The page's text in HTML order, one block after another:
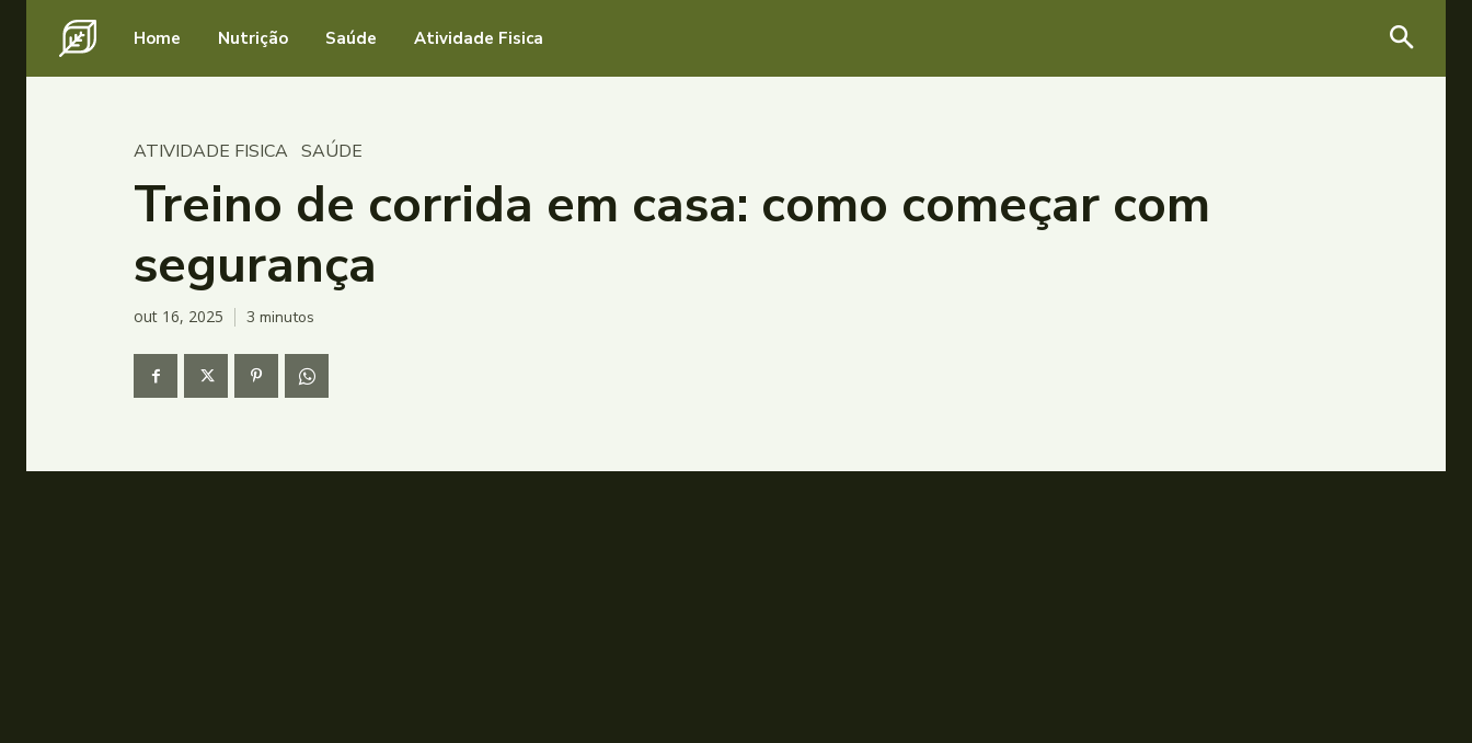
Home Nutrição Saúde Atividade Fisica
ATIVIDADE FISICA SAÚDE
Treino de corrida em casa: como começar com
segurança
out 16, 2025 3 minutos